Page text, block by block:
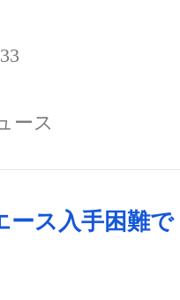
ース
ース入手困難で